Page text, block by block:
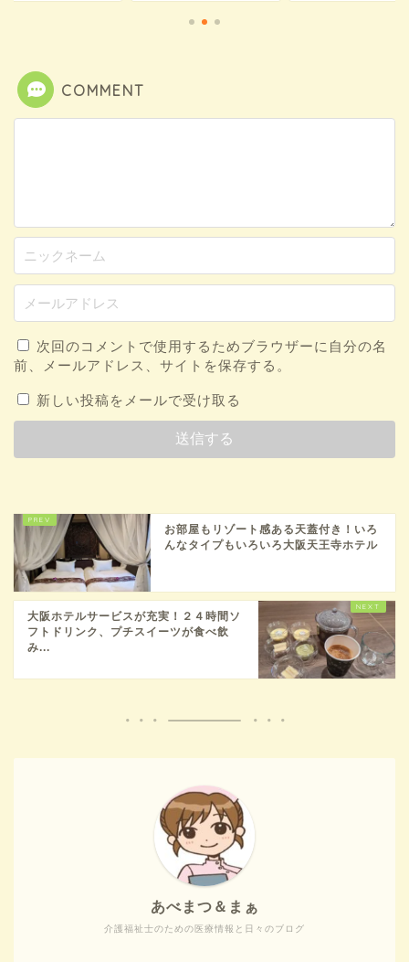
COMMENT
次回のコメントで使用するためブラウザーに自分の名
前、メールアドレス、サイトを保存する。
新しい投稿をメールで受け取る
お部屋もリゾート感ある天蓋付き！いろ
んなタイプもいろいろ大阪天王寺ホテル
大阪ホテルサービスが充実！２４時間ソ
フトドリンク、プチスイーツが食べ飲
み...
介護福祉士のための医療情報と日々のブログ
あべまつ＆まぁ